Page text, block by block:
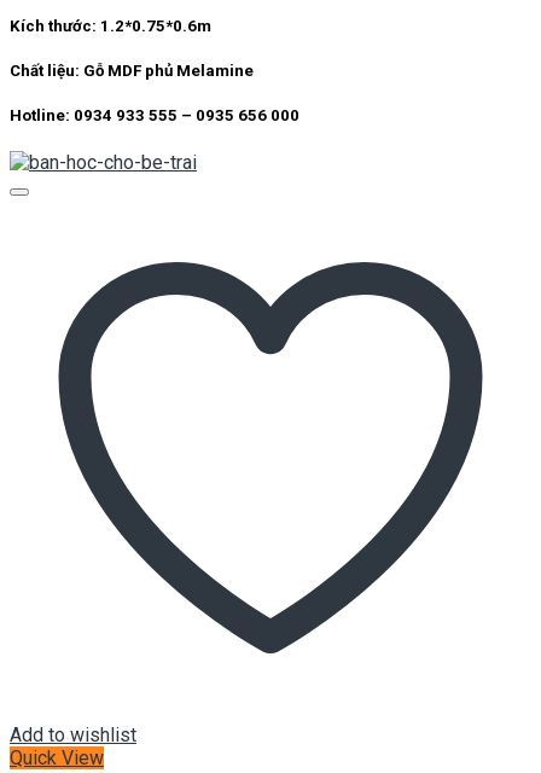
Kích thước: 1.2*0.75*0.6m
Chất liệu: Gỗ MDF phủ Melamine
Hotline: 0934 933 555 – 0935 656 000
Add to wishlist
Quick View